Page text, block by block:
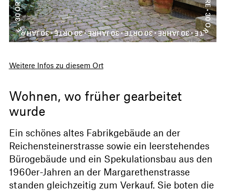
Weitere Infos zu diesem Ort
Wohnen, wo früher gearbeitet
wurde
Ein schönes altes Fabrikgebäude an der
Reichensteinerstrasse sowie ein leerstehendes
Bürogebäude und ein Spekulationsbau aus den
1960er-Jahren an der Margarethenstrasse
standen gleichzeitig zum Verkauf. Sie boten die